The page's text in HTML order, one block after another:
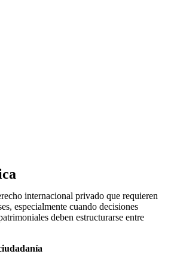
internacional privado que requieren
especialmente cuando decisiones
deben estructurarse entre